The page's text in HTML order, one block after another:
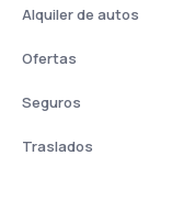
Alquiler de autos
Ofertas
Seguros
Traslados